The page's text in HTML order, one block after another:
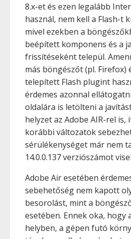
8.x-et és ezen legalább
használ, nem kell a Flash-t
mivel ezekben a
beépített komponens és a
frissítéseként települ.
más böngészőt (pl. Firefox)
telepített Flash plugint
érdemes azonnal
oldalára is letölteni a
helyzet az Adobe AIR-rel is,
korábbi változatok
sérülékenységet már nem
14.0.0.137 verziószámot
Adobe Air esetében
sebehetőség nem kapott
besorolást, mint a
esetében. Ennek oka, hogy
helyben, a gépen futó